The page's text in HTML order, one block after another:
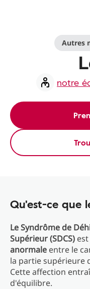
Autres
notre
Qu'est-ce que
Le Syndrôme de
Supérieur (SDCS)
anormale entre le
la partie supérieure
Cette affection
d'équilibre.